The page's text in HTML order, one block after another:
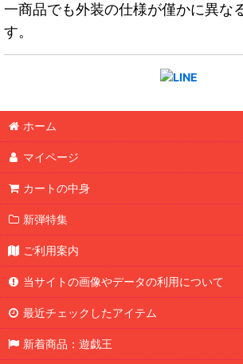
一商品でも外装の仕様が僅かに異な
す。
ホーム
マイページ
カートの中身
新弾特集
ご利用案内
当サイトの画像やデータの利用について
最近チェックしたアイテム
新着商品：遊戯王